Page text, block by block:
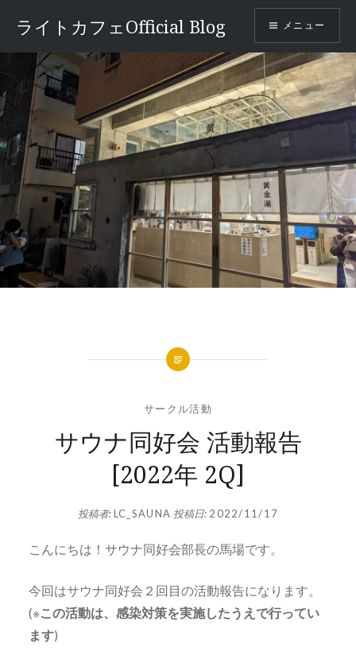
テ
ン
ツ
へ
キ
ッ
プ
ライトカフェOfficial Blog メニュー
サークル活動
サウナ同好会 活動報告
[2022年 2Q]
投稿者:LC_SAUNA 投稿日: 2022/11/17
こんにちは！サウナ同好会部長の馬場です。
今回はサウナ同好会２回目の活動報告になります。
(※この活動は、感染対策を実施したうえで行ってい
ます)